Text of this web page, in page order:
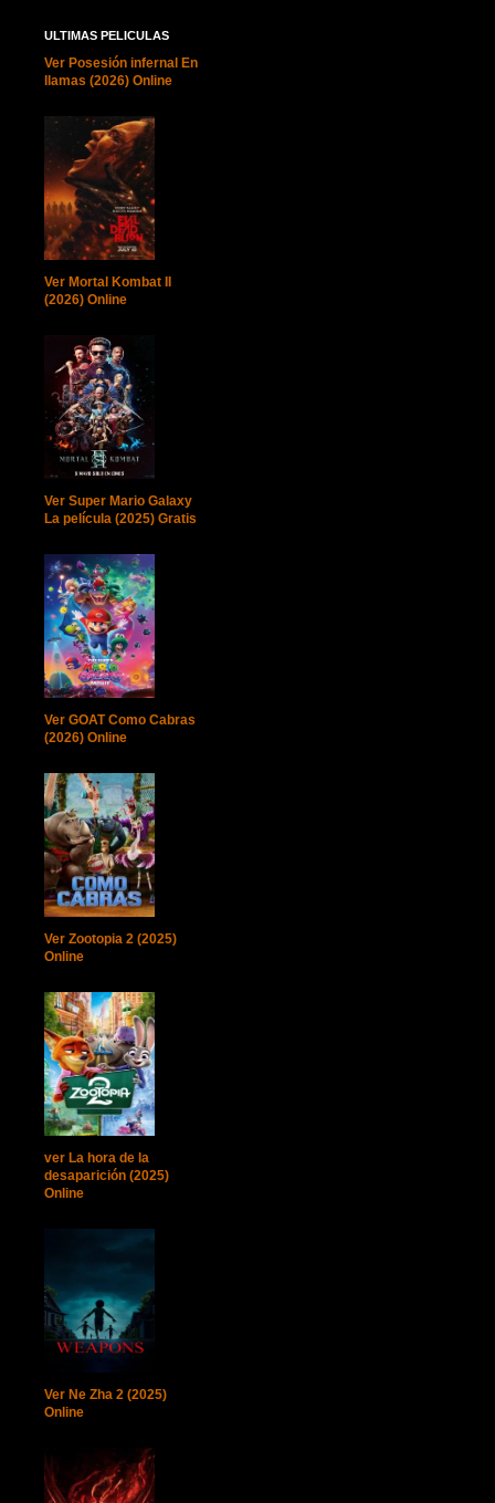
ULTIMAS PELICULAS
Ver Posesión infernal En
llamas (2026) Online
Ver Mortal Kombat II
(2026) Online
Ver Super Mario Galaxy
La película (2025) Gratis
Ver GOAT Como Cabras
(2026) Online
Ver Zootopia 2 (2025)
Online
ver La hora de la
desaparición (2025)
Online
Ver Ne Zha 2 (2025)
Online